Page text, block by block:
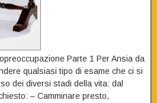
Parte 1 Per Ansia da
qualsiasi tipo di esame che ci si
dei diversi stadi della vita: dal
– Camminare presto,